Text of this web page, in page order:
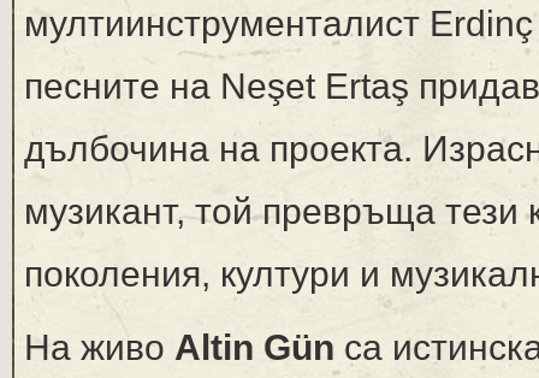
мултиинструменталист
песните на Neşet Ertaş
дълбочина на проекта.
музикант, той превръща
поколения, култури и
На живо Altin Gün са